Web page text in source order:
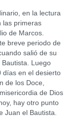
en la lectura
las primeras
de Marcos.
breve periodo de
salió de su
Luego
días en el desierto
de los Doce,
de Dios
hay otro punto
Juan el Bautista.